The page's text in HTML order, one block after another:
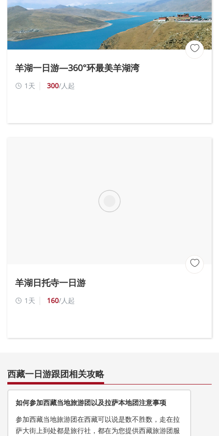

羊湖一日游—360°环最美羊湖湾
 1天 300/人起

羊湖日托寺一日游
 1天 160/人起
西藏一日游跟团相关攻略
如何参加西藏当地旅游团以及拉萨本地团注意事项
参加西藏当地旅游团在西藏可以说是数不胜数，走在拉
萨大街上到处都是旅行社，都在为您提供西藏旅游团服